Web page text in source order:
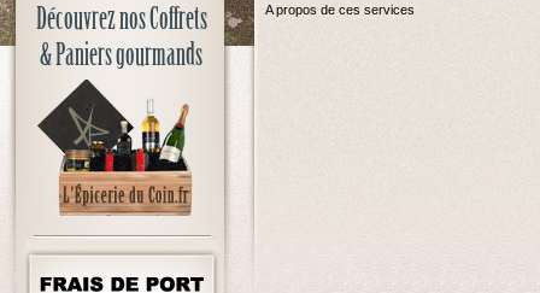
Découvrez nos Coffrets
& Paniers gourmands
A propos de ces services